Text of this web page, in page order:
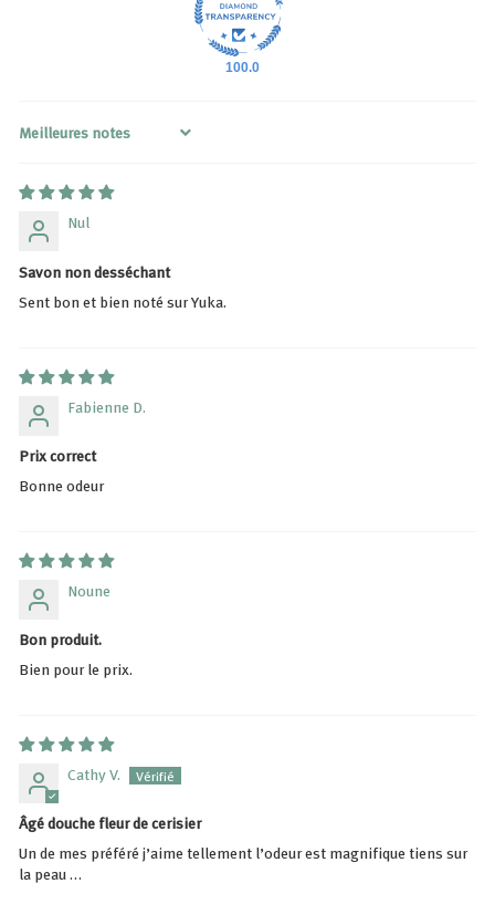
100.0
Sort by
Nul
Savon non desséchant
Sent bon et bien noté sur Yuka.
Fabienne D.
Prix correct
Bonne odeur
Noune
Bon produit.
Bien pour le prix.
Cathy V.
Âgé douche fleur de cerisier
Un de mes préféré j’aime tellement l’odeur est magnifique tiens sur
la peau …